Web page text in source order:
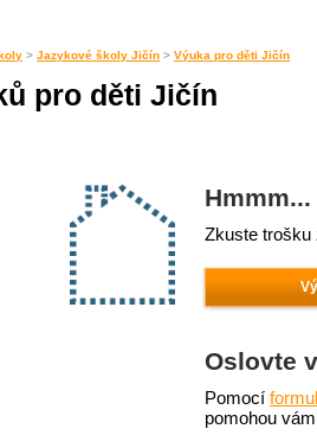
> Jazykové školy Jičín > Výuka pro děti Jičín
pro děti Jičín
Zkuste trošku
Oslovte
Pomocí
pomohou